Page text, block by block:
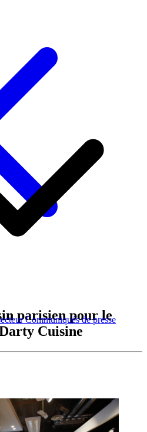
Communiqués de presse
parisien pour le
Cuisine